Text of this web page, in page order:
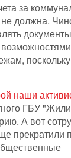
за
должна.
наши
ГБУ
А вот
прекратили